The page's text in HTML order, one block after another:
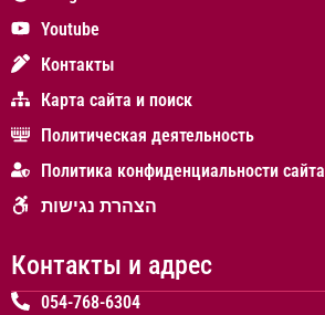
Youtube
Контакты
Карта сайта и поиск
Политическая деятельность
Политика конфиденциальности сайта
הצהרת נגישות
Контакты и адрес
054-768-6304